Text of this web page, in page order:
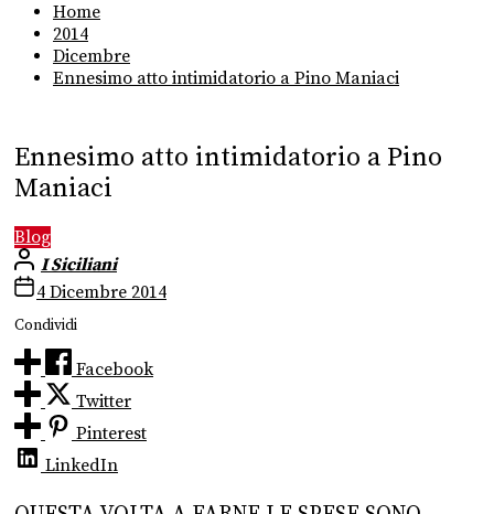
Home
2014
Dicembre
Ennesimo atto intimidatorio a Pino Maniaci
Ennesimo atto intimidatorio a Pino
Maniaci
Blog
I Siciliani
4 Dicembre 2014
Condividi
Facebook
Twitter
Pinterest
LinkedIn